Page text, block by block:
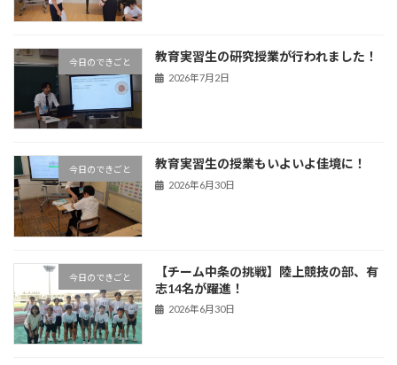
今日のできごと 教育実習生の研究授業が行われました！
2026年7月2日
今日のできごと 教育実習生の授業もいよいよ佳境に！
2026年6月30日
今日のできごと
【チーム中条の挑戦】陸上競技の部、有
志14名が躍進！
2026年6月30日